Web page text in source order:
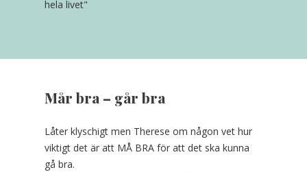
hela livet"
Mår bra – går bra
Låter klyschigt men Therese om någon vet hur
viktigt det är att MÅ BRA för att det ska kunna
gå bra.